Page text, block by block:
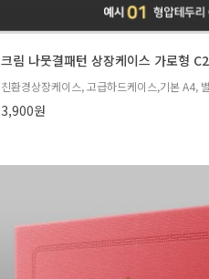
크림 나뭇결패턴 상장케이스 가로형
친환경상장케이스, 고급하드케이스,기본 A4,
3,900원